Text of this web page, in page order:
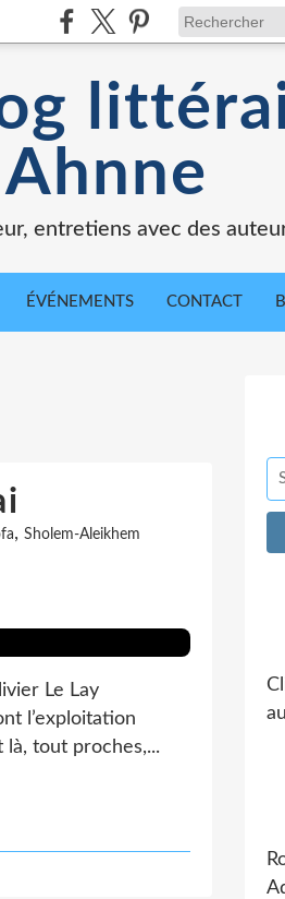
entretiens avec des
ÉVÉNEMENTS CONTACT
, Sholem-Aleikhem
Le Lay
l’exploitation
tout proches,...